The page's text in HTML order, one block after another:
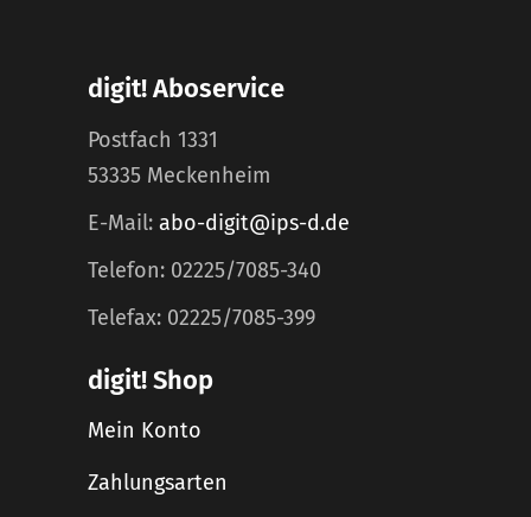
digit! Aboservice
Postfach 1331
53335 Meckenheim
E-Mail: abo-digit@ips-d.de
Telefon: 02225/7085-340
Telefax: 02225/7085-399
digit! Shop
Mein Konto
Zahlungsarten